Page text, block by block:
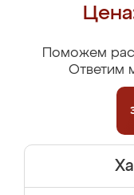
Поможем
Ответим